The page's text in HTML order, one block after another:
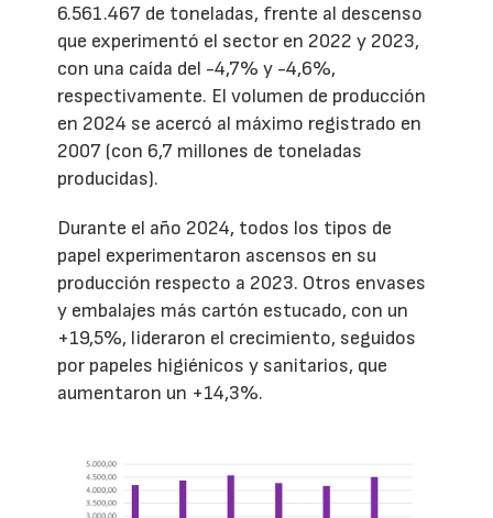
6.561.467 de toneladas, frente al descenso
que experimentó el sector en 2022 y 2023,
con una caída del -4,7% y -4,6%,
respectivamente. El volumen de producción
en 2024 se acercó al máximo registrado en
2007 (con 6,7 millones de toneladas
producidas).
Durante el año 2024, todos los tipos de
papel experimentaron ascensos en su
producción respecto a 2023. Otros envases
y embalajes más cartón estucado, con un
+19,5%, lideraron el crecimiento, seguidos
por papeles higiénicos y sanitarios, que
aumentaron un +14,3%.